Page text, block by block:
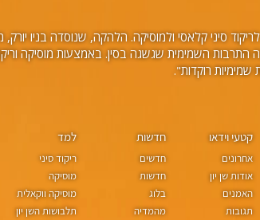
סיני קלאסי ולמוסיקה. הלהקה, שנוסדה בניו יורק,
בליווי תזמורת וזמרים סולנים. במשך 5,000 שנה התרבות השמימית
קטעי וידאו
אחרונים
אודות שן יון
האמנים
תגובות
חדשות
חדשים
חדשות
בלוג
מהמדיה
למד
ריקוד סיני
מוסיקה
מוסיקה ווקאלית
תלבושות השן יון